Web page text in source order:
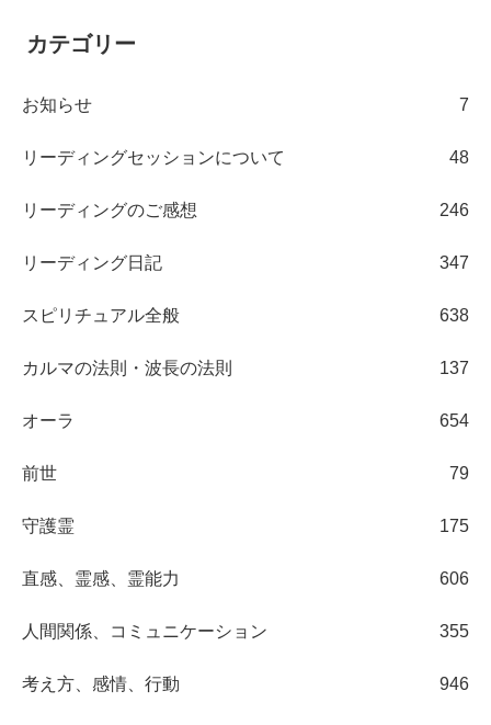
カテゴリー
お知らせ 7
リーディングセッションについて 48
リーディングのご感想 246
リーディング日記 347
スピリチュアル全般 638
カルマの法則・波長の法則 137
オーラ 654
前世 79
守護霊 175
直感、霊感、霊能力 606
人間関係、コミュニケーション 355
考え方、感情、行動 946